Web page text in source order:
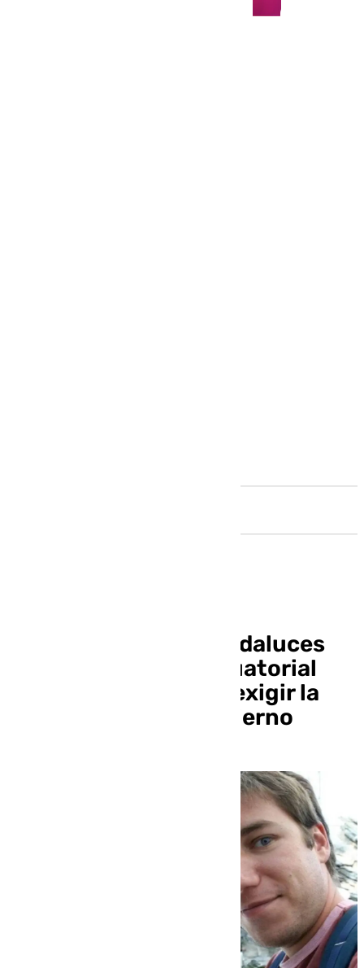
Las familias de los andaluces
presos en Guinea Ecuatorial
recogen firmas para exigir la
intervención del Gobierno